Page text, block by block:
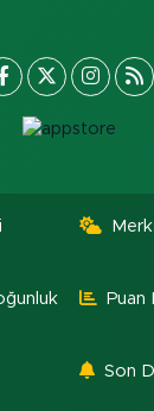
Puan
Son